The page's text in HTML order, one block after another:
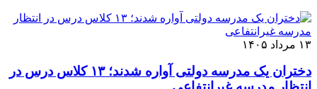
۱۳ مرداد ۱۴۰۵
دختران یک مدرسه دولتی آواره شدند؛ ۱۳ کلاس درس در